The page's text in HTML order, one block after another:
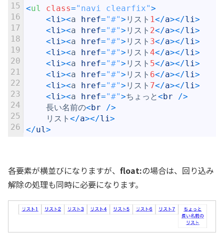
15
16
17
18
19
20
21
22
23
24
25
26
<ul class="navi clearfix">
<li><a href="#"> リスト 1</a></li>
<li><a href="#"> リスト 2</a></li>
<li><a href="#"> リスト 3</a></li>
<li><a href="#"> リスト 4</a></li>
<li><a href="#"> リスト 5</a></li>
<li><a href="#"> リスト 6</a></li>
<li><a href="#"> リスト 7</a></li>
<li><a href="#">ちょっと<br />
長い名前の<br />
リスト </a></li>
</ul>
各要素が横並びになりますが、 float:の場合は、回り込み
解除の処理も同時に必要になります。